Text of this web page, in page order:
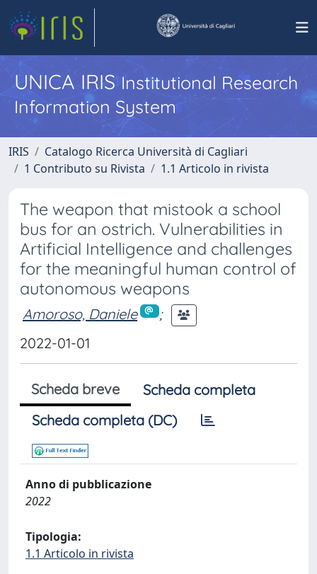
UNICA IRISInstitutional Research
Information System
IRIS
Catalogo Ricerca Università di Cagliari
1 Contributo su Rivista
1.1 Articolo in rivista
The weapon that mistook a school
bus for an ostrich. Vulnerabilities in
Artificial Intelligence and challenges
for the meaningful human control of
autonomous weapons
Amoroso, Daniele
;
2022-01-01
Scheda breve
Scheda completa
Scheda completa (DC)
Anno di pubblicazione
2022
Tipologia:
1.1 Articolo in rivista